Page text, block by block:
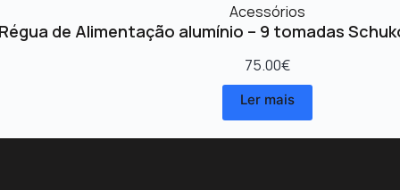
Acessórios
Régua de Alimentação alumínio – 9 tomadas
75.00€
Ler mais